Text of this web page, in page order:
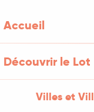
Accueil
Découvrir le Lot
Villes et